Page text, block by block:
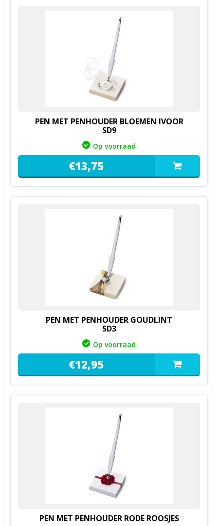
PEN MET PENHOUDER BLOEMEN IVOOR
SD9
Op voorraad
€13,75
PEN MET PENHOUDER GOUDLINT
SD3
Op voorraad
€12,95
PEN MET PENHOUDER RODE ROOSJES